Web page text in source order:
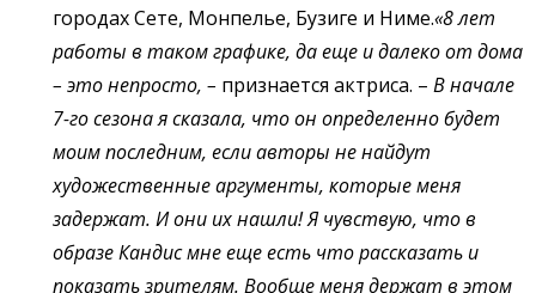
городах Сете, Монпелье, Бузиге и Ниме.«8 лет
работы в таком графике, да еще и далеко от дома
– это непросто, – признается актриса. – В начале
7-го сезона я сказала, что он определенно будет
моим последним, если авторы не найдут
художественные аргументы, которые меня
задержат. И они их нашли! Я чувствую, что в
образе Кандис мне еще есть что рассказать и
показать зрителям. Вообще меня держат в этом